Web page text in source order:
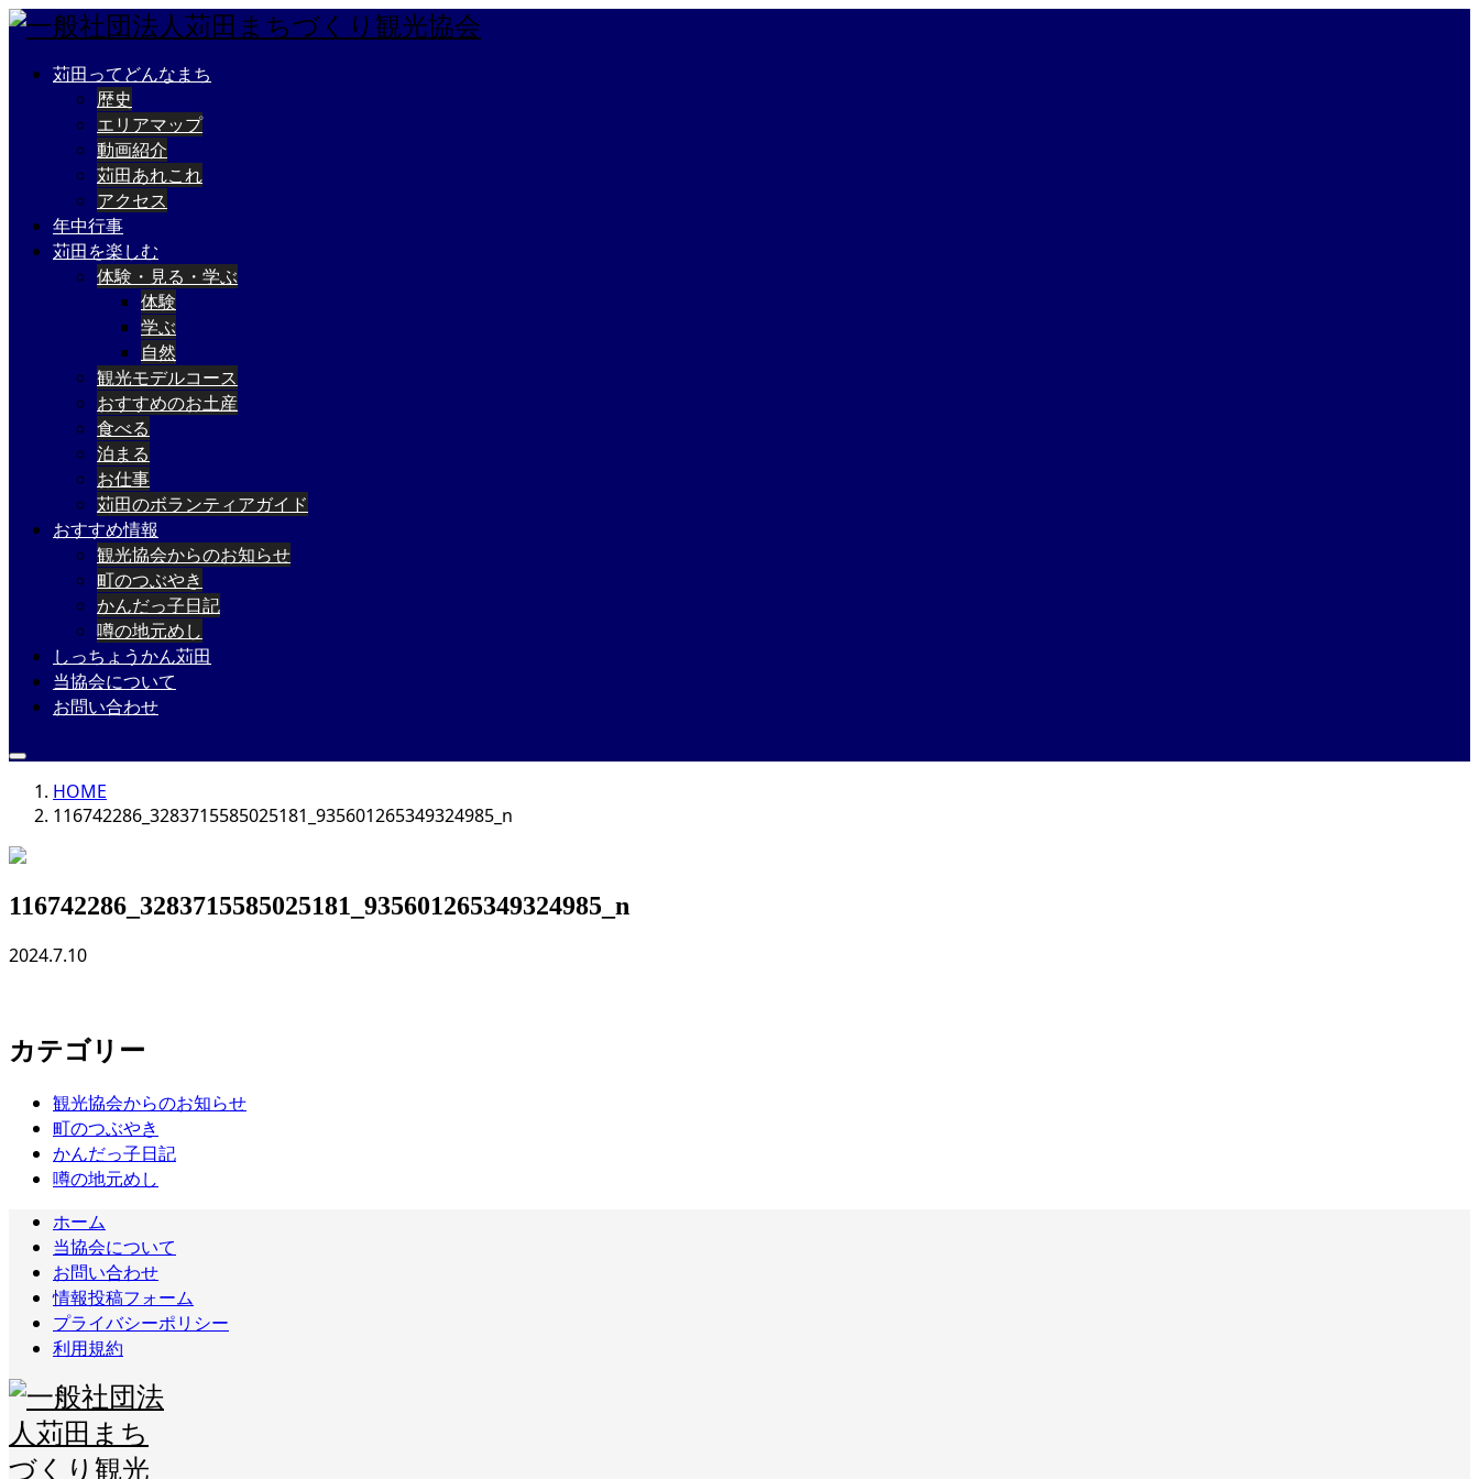
苅田ってどんなまち
歴史
エリアマップ
動画紹介
苅田あれこれ
アクセス
年中行事
苅田を楽しむ
体験・見る・学ぶ
体験
学ぶ
自然
観光モデルコース
おすすめのお土産
食べる
泊まる
お仕事
苅田のボランティアガイド
おすすめ情報
観光協会からのお知らせ
町のつぶやき
かんだっ子日記
噂の地元めし
しっちょうかん苅田
当協会について
お問い合わせ
HOME
116742286_3283715585025181_935601265349324985_n
116742286_3283715585025181_935601265349324985_n
2024.7.10
カテゴリー
観光協会からのお知らせ
町のつぶやき
かんだっ子日記
噂の地元めし
ホーム
当協会について
お問い合わせ
情報投稿フォーム
プライバシーポリシー
利用規約